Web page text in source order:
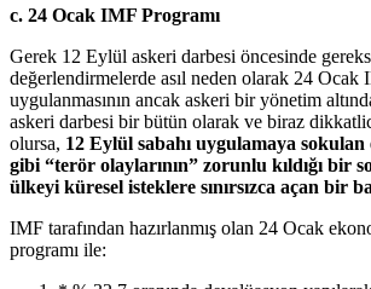
c. 24 Ocak IMF Programı
Gerek 12 Eylül askeri darbesi öncesinde
değerlendirmelerde asıl neden olarak 24 Ocak
uygulanmasının ancak askeri bir yönetim
askeri darbesi bir bütün olarak ve biraz
olursa, 12 Eylül sabahı uygulamaya sokulan
gibi “terör olaylarının” zorunlu kıldığı bir
ülkeyi küresel isteklere sınırsızca açan bir
IMF tarafından hazırlanmış olan 24 Ocak
programı ile: